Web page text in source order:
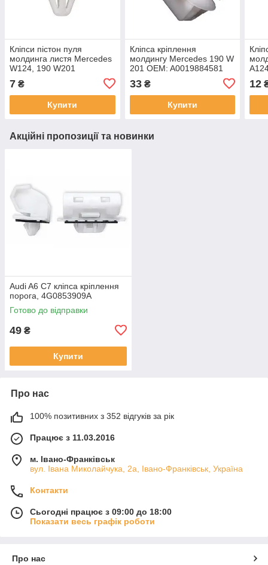
Кліпси пістон пуля
молдинга листя Mercedes
W124, 190 W201
7 ₴
Купити
Кліпса кріплення
молдингу Mercedes 190 W
201 OEM: A0019884581
33₴
Купити
12
Акційні пропозиції та новинки
Audi A6 C7 кліпса кріплення
порога, 4G0853909A
Готово до відправки
49 ₴
Купити
Про нас
100% позитивних з 352 відгуків за рік
Працює з 11.03.2016
м. Івано-Франківськ
вул. Івана Миколайчука, 2а, Івано-Франківськ, Україна
Контакти
Сьогодні працює з 09:00 до 18:00
Показати весь графік роботи
Про нас